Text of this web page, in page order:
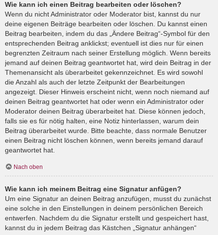
Wie kann ich einen Beitrag bearbeiten oder löschen?
Wenn du nicht Administrator oder Moderator bist, kannst du nur
deine eigenen Beiträge bearbeiten oder löschen. Du kannst einen
Beitrag bearbeiten, indem du das „Ändere Beitrag“-Symbol für den
entsprechenden Beitrag anklickst; eventuell ist dies nur für einen
begrenzten Zeitraum nach seiner Erstellung möglich. Wenn bereits
jemand auf deinen Beitrag geantwortet hat, wird dein Beitrag in der
Themenansicht als überarbeitet gekennzeichnet. Es wird sowohl
die Anzahl als auch der letzte Zeitpunkt der Bearbeitungen
angezeigt. Dieser Hinweis erscheint nicht, wenn noch niemand auf
deinen Beitrag geantwortet hat oder wenn ein Administrator oder
Moderator deinen Beitrag überarbeitet hat. Diese können jedoch,
falls sie es für nötig halten, eine Notiz hinterlassen, warum dein
Beitrag überarbeitet wurde. Bitte beachte, dass normale Benutzer
einen Beitrag nicht löschen können, wenn bereits jemand darauf
geantwortet hat.
Nach oben
Wie kann ich meinem Beitrag eine Signatur anfügen?
Um eine Signatur an deinen Beitrag anzufügen, musst du zunächst
eine solche in den Einstellungen in deinem persönlichen Bereich
entwerfen. Nachdem du die Signatur erstellt und gespeichert hast,
kannst du in jedem Beitrag das Kästchen „Signatur anhängen“